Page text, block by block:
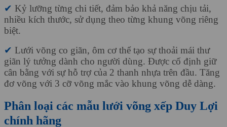
✔ Kỷ lưỡng từng chi tiết, đảm bảo khả năng chịu tải,
nhiều kích thước, sử dụng theo từng khung võng riêng
biệt.
✔ Lưới võng co giãn, ôm cơ thể tạo sự thoải mái thư
giãn lý tưởng dành cho người dùng. Được cố định giữ
cân bằng với sự hỗ trợ của 2 thanh nhựa trên đầu. Tăng
đơ võng với 3 cỡ võng mắc vào khung võng dễ dàng.
Phân loại các mẫu lưới võng xếp Duy Lợi
chính hãng